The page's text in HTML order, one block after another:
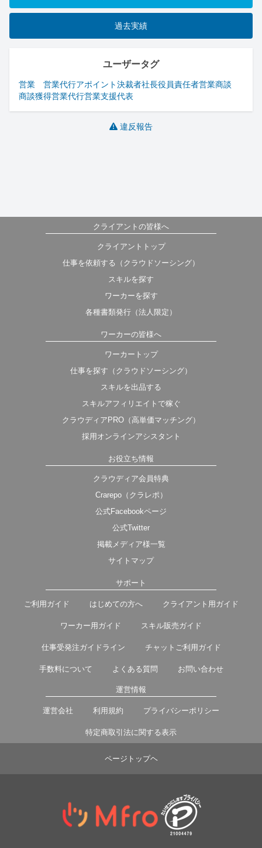
過去実績
ユーザータグ
営業 営業代行アポイント決裁者社長役員責任者営業商談
商談獲得営業代行営業支援代表
違反報告
クライアントの皆様へ
クライアントトップ
仕事を依頼する（クラウドソーシング）
スキルを探す
ワーカーを探す
各種書類発行（法人限定）
ワーカーの皆様へ
ワーカートップ
仕事を探す（クラウドソーシング）
スキルを出品する
スキルアフィリエイトで稼ぐ
クラウディアPRO（高単価マッチング）
採用オンラインアシスタント
お役立ち情報
クラウディア会員特典
Crarepo（クラレポ）
公式Facebookページ
公式Twitter
掲載メディア様一覧
サイトマップ
サポート
ご利用ガイド はじめての方へ クライアント用ガイド
ワーカー用ガイド スキル販売ガイド
仕事受発注ガイドライン チャットご利用ガイド
手数料について よくある質問 お問い合わせ
運営情報
運営会社 利用規約 プライバシーポリシー
特定商取引法に関する表示
ページトップヘ